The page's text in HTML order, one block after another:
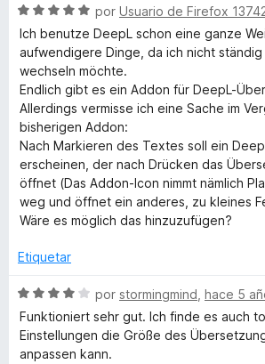
4
d
e
5
c
o
d
e
5
a
o
r
ó
c
o
n
1
d
e
5
S
e
v
a
o
r
ó
c
o
n
5
e
por Usuario de Firefox
Ich benutze DeepL schon eine ganze
aufwendigere Dinge, da ich nicht
wechseln möchte.
Endlich gibt es ein Addon für DeepL-
Allerdings vermisse ich eine Sache im
bisherigen Addon:
Nach Markieren des Textes soll ein
erscheinen, der nach Drücken das
öffnet (Das Addon-Icon nimmt nämlich
weg und öffnet ein anderes, zu kleines
Wäre es möglich das hinzuzufügen?
Etiquetar
S
e
v
a
por stormingmind hace 5
Funktioniert sehr gut. Ich finde es auch
Einstellungen die Größe des
anpassen kann.